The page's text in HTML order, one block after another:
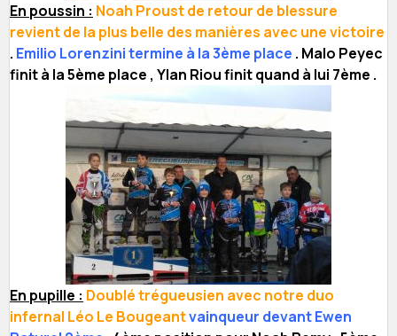
En poussin : Noah Proust de retour de blessure
revient de la plus belle des manières avec une victoire
. Emilio Lorenzini termine à la 3ème place . Malo Peyec
finit à la 5ème place , Ylan Riou finit quand à lui 7ème .
En pupille : Doublé trégueusien avec notre duo
infernal Léo Le Bougeantvainqueur devant Ewen